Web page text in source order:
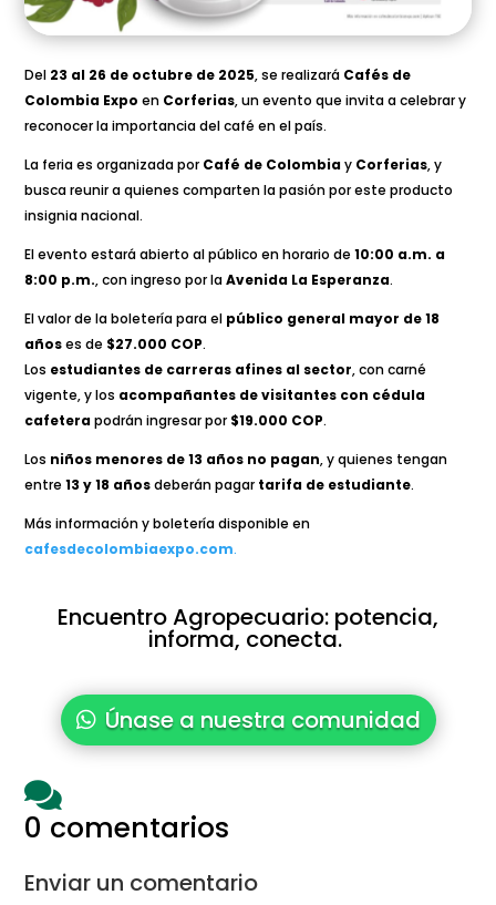
Del 23 al 26 de octubre de 2025, se realizará Cafés de
Colombia Expo en Corferias, un evento que invita a celebrar y
reconocer la importancia del café en el país.
La feria es organizada por Café de Colombiay Corferias, y
busca reunir a quienes comparten la pasión por este producto
insignia nacional.
El evento estará abierto al público en horario de10:00 a.m. a
8:00 p.m., con ingreso por laAvenida La Esperanza.
El valor de la boletería para el público general mayor de 18
añoses de $27.000 COP.
Los estudiantes de carreras afines al sector, con carné
vigente, y los acompañantes de visitantes con cédula
cafeterapodrán ingresar por $19.000 COP.
Los niños menores de 13 años no pagan, y quienes tengan
entre13 y 18 añosdeberán pagar tarifa de estudiante.
Más información y boletería disponible en
cafesdecolombiaexpo.com.
Encuentro Agropecuario: potencia,
informa, conecta.
Únase a nuestra comunidad

0 comentarios
Enviar un comentario